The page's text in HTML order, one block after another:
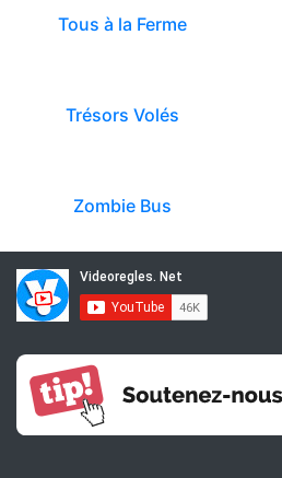
Tous à la Ferme
Trésors Volés
Zombie Bus